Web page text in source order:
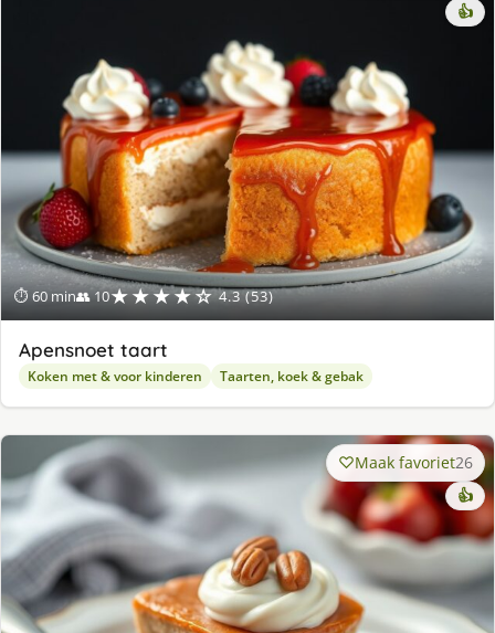
⏱ 60 min👥 10★★★★☆ 4.3 (53)
👍
Apensnoet taart
Koken met & voor kinderen Taarten, koek & gebak
Maak favoriet26
👍